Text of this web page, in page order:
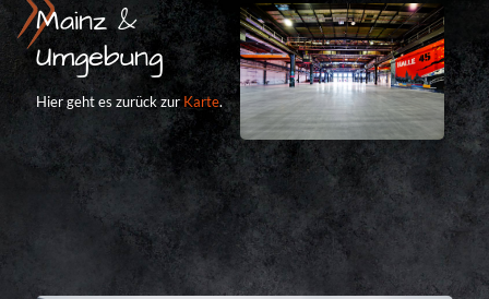
Mainz &
Umgebung
Hier geht es zurück zurKarte.